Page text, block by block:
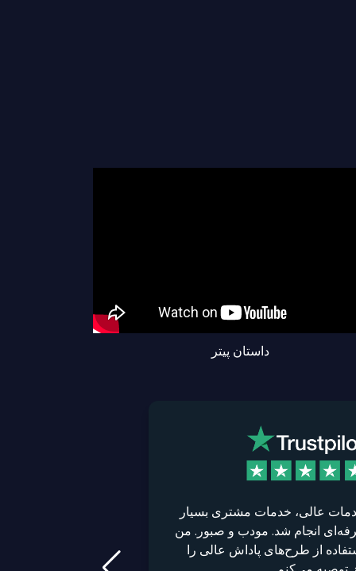
داستان پیتر
عالی، خدمات مشتری بسیار
انجام شد. مودب و صبور. من
از طرح‌های پاداش عالی را